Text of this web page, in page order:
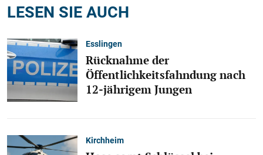
LESEN SIE AUCH
Esslingen
Rücknahme der
Öffentlichkeitsfahndung nach
12-jährigem Jungen
Kirchheim